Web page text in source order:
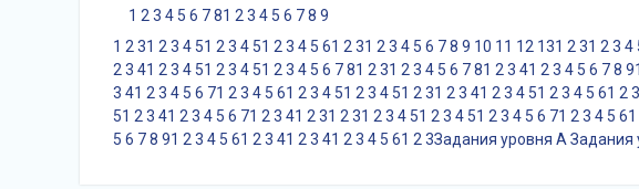
1 2 3 4 5 6 781 2 3 4 5 6 78 9
1 2 31 2 3 4 51 2 3 4 51 2 3 4 5 61 2 31 2 3 4 5 6 78 9 10 11 12 131 2 31 2 3 4
2 3 41 2 3 4 51 2 3 4 51 2 3 4 5 6 781 2 31 2 3 4 5 6 781 2 3 41 2 3 4 5 6 78 91
3 41 2 3 4 5 6 71 2 3 4 5 61 2 3 4 51 2 3 4 51 2 31 2 3 41 2 3 4 51 2 3 4 5 61 2 3
51 2 3 41 2 3 4 5 6 71 2 3 41 2 31 2 31 2 3 4 51 2 3 4 51 2 3 4 5 6 71 2 3 4 5 61
5 6 78 91 2 3 4 5 61 2 3 41 2 3 41 2 3 4 5 61 2 3Задания уровня A Задания